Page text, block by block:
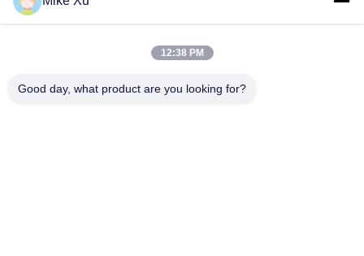
Industriële Glasoven
12:38 PM
Good day, what product are you looking for?